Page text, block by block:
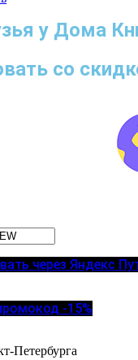
у Дома
со
через Яндекс
-15%
Петербурга